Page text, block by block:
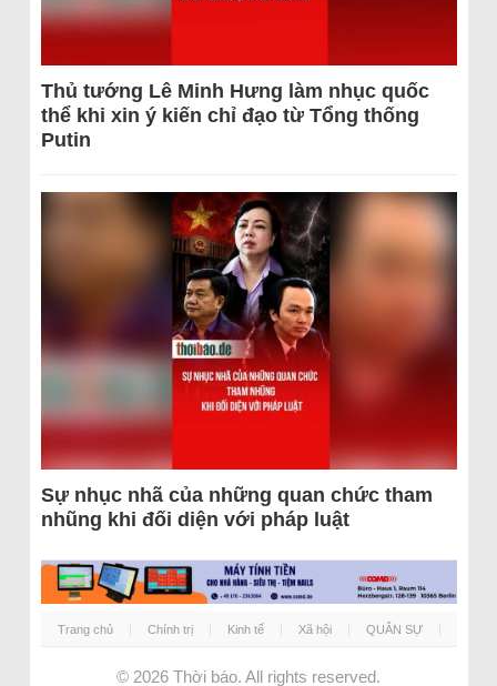
Thủ tướng Lê Minh Hưng làm nhục quốc
thể khi xin ý kiến chỉ đạo từ Tổng thống
Putin
Sự nhục nhã của những quan chức tham
nhũng khi đối diện với pháp luật
Trang chủ Chính trị Kinh tế Xã hội QUÂN SỰ
© 2026 Thời báo. All rights reserved.